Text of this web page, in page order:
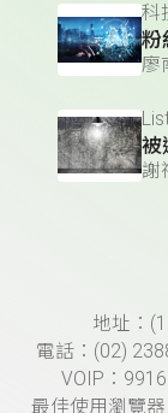
科
廖
被
頁尾資訊地址：
電話：(02)
VOIP：
最佳使用瀏覽器